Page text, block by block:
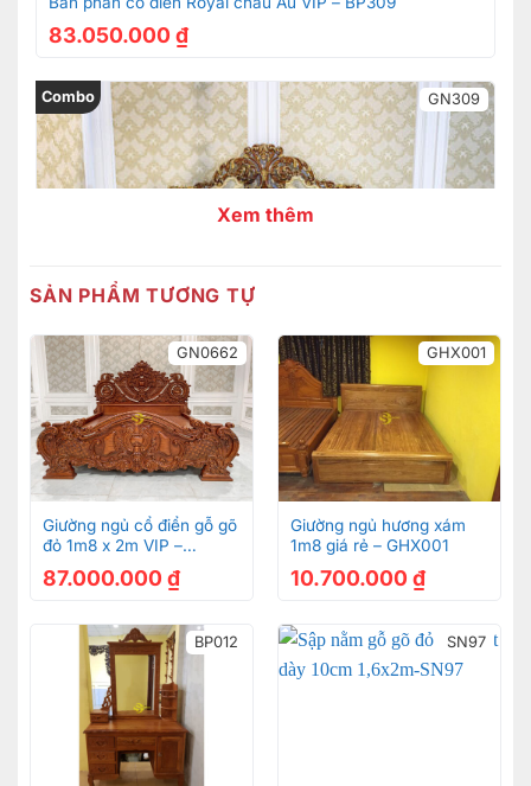
83.050.000 ₫
Combo GN309
Giường ngủ cổ điển cao cấp Royal Châu Âu VIP – GN309
115.500.000₫
Combo TDG309
Xem thêm
SẢN PHẨM TƯƠNG TỰ
GN0662
Giường ngủ cổ điển gỗ gõ
đỏ 1m8 x 2m VIP –
87.000.000 ₫
GHX001
Giường ngủ hương xám
1m8 giá rẻ – GHX001
10.700.000 ₫
BP012 SN97